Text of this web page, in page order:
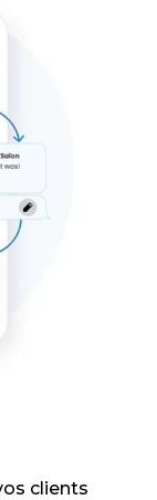
clients